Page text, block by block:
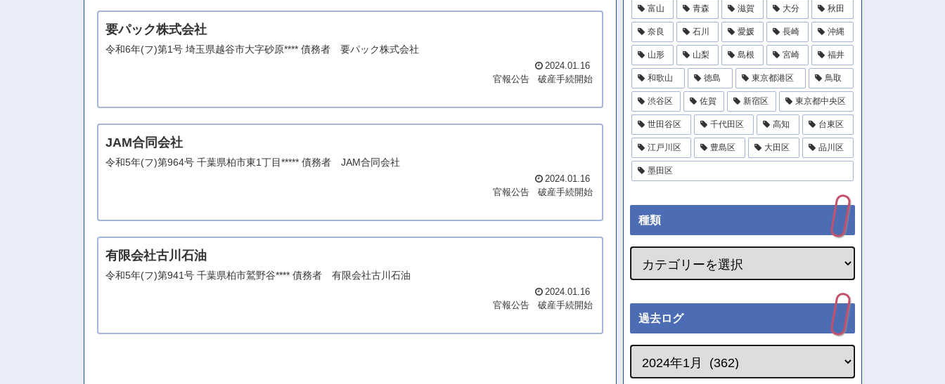
要パック株式会社
令和6年(フ)第1号 埼玉県越谷市大字砂原**** 債務者 要パック株式会社
2024.01.16
官報公告
破産手続開始
JAM合同会社
令和5年(フ)第964号 千葉県柏市東1丁目***** 債務者 JAM合同会社
2024.01.16
官報公告
破産手続開始
有限会社古川石油
令和5年(フ)第941号 千葉県柏市鷲野谷**** 債務者 有限会社古川石油
2024.01.16
官報公告
破産手続開始
富山 青森 滋賀 大分 秋田
奈良 石川 愛媛 長崎 沖縄
山形 山梨 島根 宮崎 福井
和歌山 徳島 東京都港区 鳥取
渋谷区 佐賀 新宿区 東京都中央区
世田谷区 千代田区 高知 台東区
江戸川区 豊島区 大田区 品川区
墨田区
種類
過去ログ